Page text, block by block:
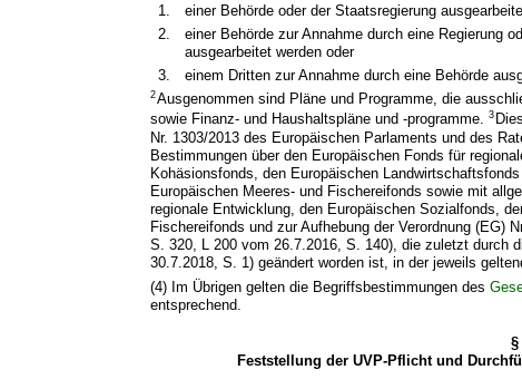
1.
einer Behörde oder der Staatsregierung
2.
einer Behörde zur Annahme durch eine Regierung
ausgearbeitet werden oder
3.
einem Dritten zur Annahme durch eine Behörde
2Ausgenommen sind Pläne und Programme, die
sowie Finanz- und Haushaltspläne und -programme.3
Nr. 1303/2013 des Europäischen Parlaments und des
Bestimmungen über den Europäischen Fonds für
Kohäsionsfonds, den Europäischen
Europäischen Meeres- und Fischereifonds sowie mit
regionale Entwicklung, den Europäischen Sozialfonds,
Fischereifonds und zur Aufhebung der Verordnung (EG)
S. 320, L 200 vom 26.7.2016, S. 140), die zuletzt durch
30.7.2018, S. 1) geändert worden ist, in der jeweils
(4) Im Übrigen gelten die Begriffsbestimmungen des
entsprechend.
§
Feststellung der UVP-Pflicht und